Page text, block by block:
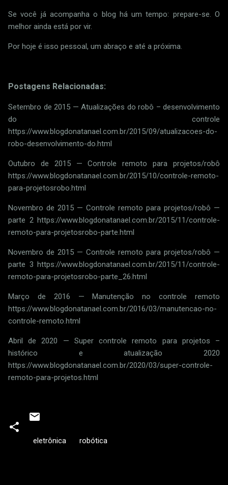
Se você já acompanha o blog há um tempo: prepare-se. O
melhor ainda está por vir.
Por hoje é isso pessoal, um abraço e até a próxima.
Postagens Relacionadas:
Setembro de 2015 — Atualizações do robô – desenvolvimento
do controle
https://www.blogdonatanael.com.br/2015/09/atualizacoes-do-
robo-desenvolvimento-do.html
Outubro de 2015 — Controle remoto para projetos/robô
https://www.blogdonatanael.com.br/2015/10/controle-remoto-
para-projetosrobo.html
Novembro de 2015 — Controle remoto para projetos/robô —
parte 2 https://www.blogdonatanael.com.br/2015/11/controle-
remoto-para-projetosrobo-parte.html
Novembro de 2015 — Controle remoto para projetos/robô —
parte 3 https://www.blogdonatanael.com.br/2015/11/controle-
remoto-para-projetosrobo-parte_26.html
Março de 2016 — Manutenção no controle remoto
https://www.blogdonatanael.com.br/2016/03/manutencao-no-
controle-remoto.html
Abril de 2020 — Super controle remoto para projetos –
histórico e atualização 2020
https://www.blogdonatanael.com.br/2020/03/super-controle-
remoto-para-projetos.html
eletrônica robótica